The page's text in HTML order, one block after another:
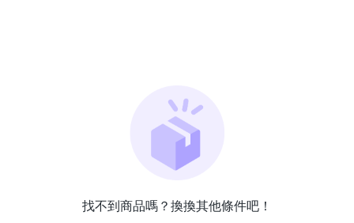
找不到商品嗎？換換其他條件吧！